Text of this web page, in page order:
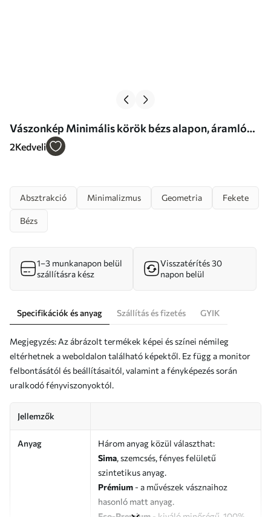
Vászonkép Minimális körök bézs alapon, áramló
vonalakkal kiemelve Nr s46496
2Kedveli
Absztrakció Minimalizmus Geometria Fekete
Bézs
1–3 munkanapon belül
szállításra kész
Visszatérítés 30
napon belül
Specifikációk és anyag Szállítás és fizetés GYIK
Megjegyzés: Az ábrázolt termékek képei és színei némileg
eltérhetnek a weboldalon található képektől. Ez függ a monitor
felbontásától és beállításaitól, valamint a fényképezés során
uralkodó fényviszonyoktól.
Jellemzők
Anyag
Három anyag közül választhat:
Sima, szemcsés, fényes felületű
szintetikus anyag.
Prémium - a művészek vásznaihoz
hasonló matt anyag.